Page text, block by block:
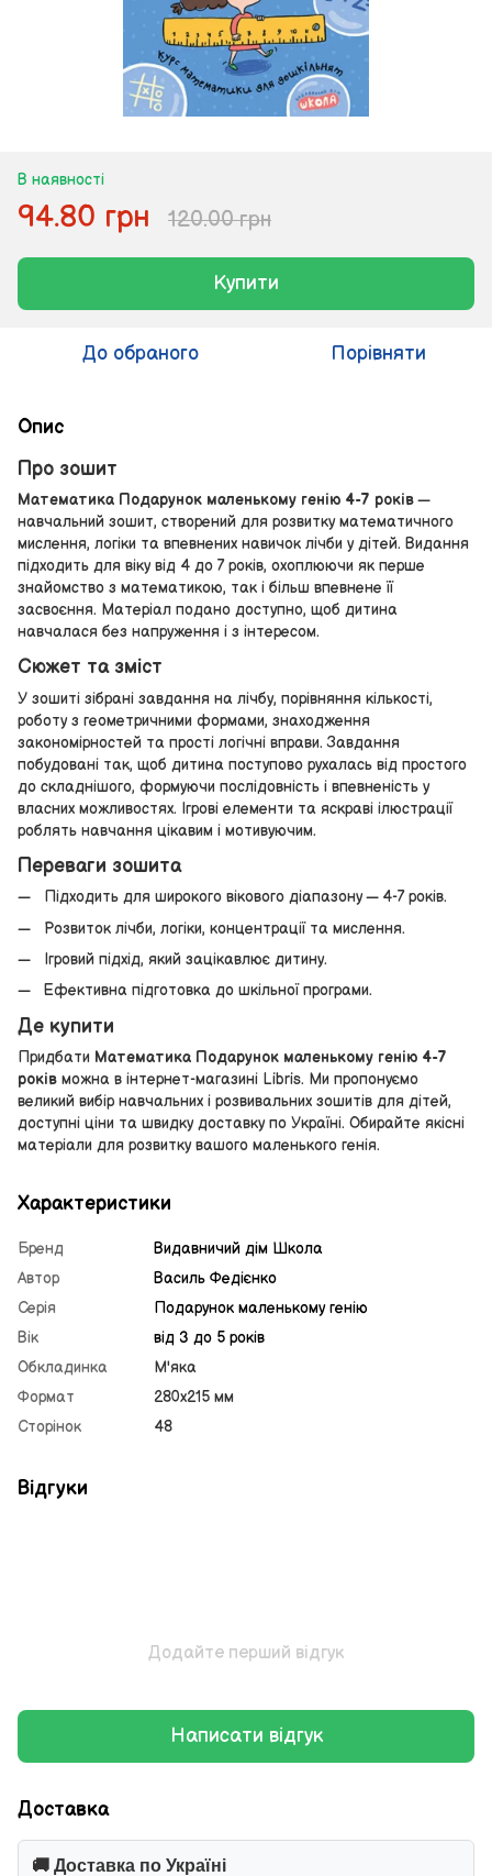
В наявності
94.80 грн 120.00 грн
Купити
До обраного Порівняти
Опис
Про зошит
Математика Подарунок маленькому генію 4-7 років—
навчальний зошит, створений для розвитку математичного
мислення, логіки та впевнених навичок лічби у дітей. Видання
підходить для віку від 4 до 7 років, охоплюючи як перше
знайомство з математикою, так і більш впевнене її
засвоєння. Матеріал подано доступно, щоб дитина
навчалася без напруження і з інтересом.
Сюжет та зміст
У зошиті зібрані завдання на лічбу, порівняння кількості,
роботу з геометричними формами, знаходження
закономірностей та прості логічні вправи. Завдання
побудовані так, щоб дитина поступово рухалась від простого
до складнішого, формуючи послідовність і впевненість у
власних можливостях. Ігрові елементи та яскраві ілюстрації
роблять навчання цікавим і мотивуючим.
Переваги зошита
Підходить для широкого вікового діапазону — 4-7 років.
Розвиток лічби, логіки, концентрації та мислення.
Ігровий підхід, який зацікавлює дитину.
Ефективна підготовка до шкільної програми.
Де купити
Придбати Математика Подарунок маленькому генію 4-7
років можна в інтернет-магазині Libris. Ми пропонуємо
великий вибір навчальних і розвивальних зошитів для дітей,
доступні ціни та швидку доставку по Україні. Обирайте якісні
матеріали для розвитку вашого маленького генія.
Характеристики
Бренд
Видавничий дім Школа
Автор
Василь Федієнко
Серія
Подарунок маленькому генію
Вік
від 3 до 5 років
Обкладинка
М'яка
Формат
280х215 мм
Сторінок
48
Відгуки
Додайте перший відгук
Написати відгук
Доставка
🚚 Доставка по Україні